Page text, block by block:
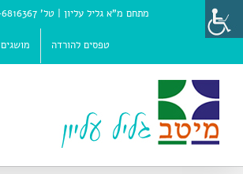
content
מתחם מ"א גליל עליון |טל' 04-6816367
טפסים להורדה מושגים